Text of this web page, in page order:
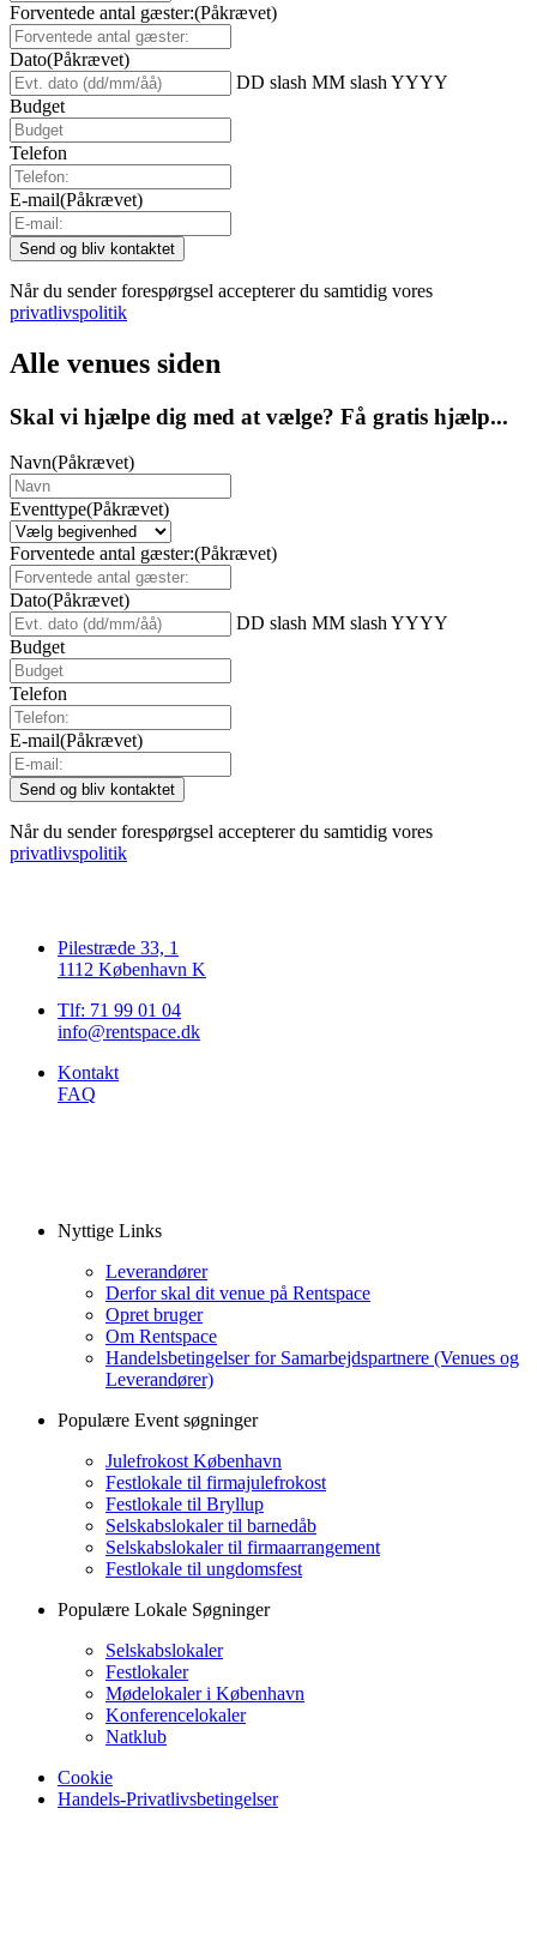
Forventede antal gæster:(Påkrævet)
Dato(Påkrævet)
DD slash MM slash YYYY
Budget
Telefon
E-mail(Påkrævet)
Når du sender forespørgsel accepterer du samtidig vores
privatlivspolitik
Alle venues siden
Skal vi hjælpe dig med at vælge? Få gratis hjælp...
Navn(Påkrævet)
Eventtype(Påkrævet)
Forventede antal gæster:(Påkrævet)
Dato(Påkrævet)
DD slash MM slash YYYY
Budget
Telefon
E-mail(Påkrævet)
Når du sender forespørgsel accepterer du samtidig vores
privatlivspolitik
Pilestræde 33, 1
1112 København K
Tlf: 71 99 01 04
info@rentspace.dk
Kontakt
FAQ
Nyttige Links
Leverandører
Derfor skal dit venue på Rentspace
Opret bruger
Om Rentspace
Handelsbetingelser for Samarbejdspartnere (Venues og
Leverandører)
Populære Event søgninger
Julefrokost København
Festlokale til firmajulefrokost
Festlokale til Bryllup
Selskabslokaler til barnedåb
Selskabslokaler til firmaarrangement
Festlokale til ungdomsfest
Populære Lokale Søgninger
Selskabslokaler
Festlokaler
Mødelokaler i København
Konferencelokaler
Natklub
Cookie
Handels-Privatlivsbetingelser